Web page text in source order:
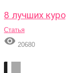
8 лучших
Статья
 20680